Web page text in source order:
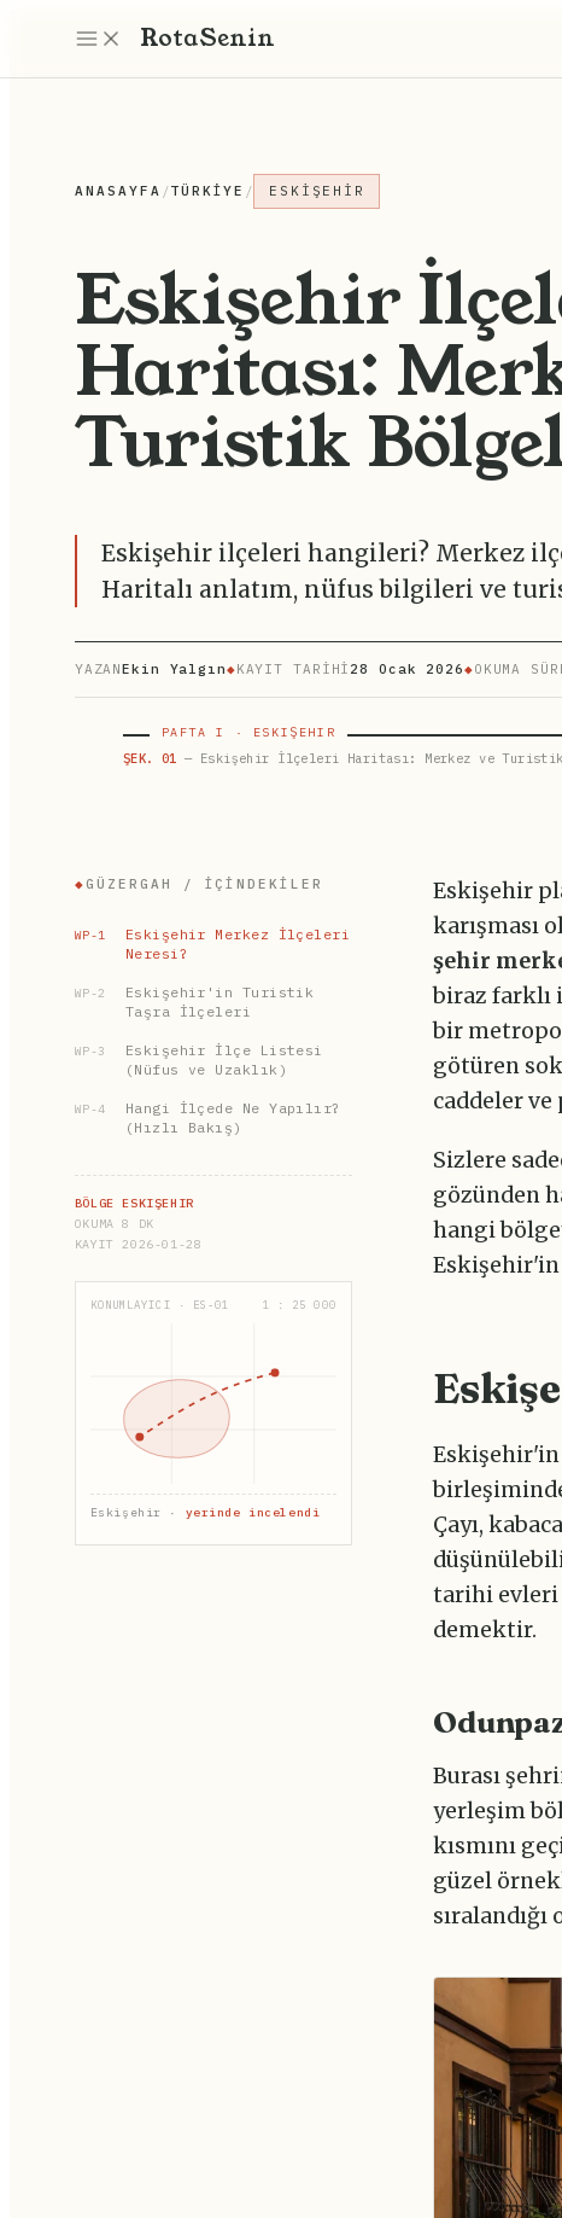
RotaSenin
ANASAYFA /TÜRKIYE / ESKIŞEHIR
Eskişehir
Haritası:
Turistik
Eskişehir ilçeleri hangileri? Merkez ilçe
Haritalı anlatım, nüfus bilgileri ve
YAZANEkin Yalgın◆KAYIT TARİHİ 28 Ocak 2026◆OKUMA
PAFTA I · ESKIŞEHIR
ŞEK. 01 — Eskişehir İlçeleri Haritası: Merkez ve
◆ GÜZERGAH / İÇINDEKILER
WP-1
Eskişehir Merkez İlçeleri
Neresi?
WP-2
Eskişehir'in Turistik
Taşra İlçeleri
WP-3
Eskişehir İlçe Listesi
(Nüfus ve Uzaklık)
WP-4
Hangi İlçede Ne Yapılır?
(Hızlı Bakış)
BÖLGE ESKIŞEHIR
OKUMA 8 DK
KAYIT 2026-01-28
KONUMLAYICI · ES-01 1 : 25 000
Eskişehir · yerinde incelendi
Eskişehir
karışması
şehir
biraz farklı
bir
götüren
caddeler
Sizlere
gözünden
hangi
Eskişehir'in
Çayı,
tarihi evleri
demektir.
Burası
yerleşim
kısmını
güzel